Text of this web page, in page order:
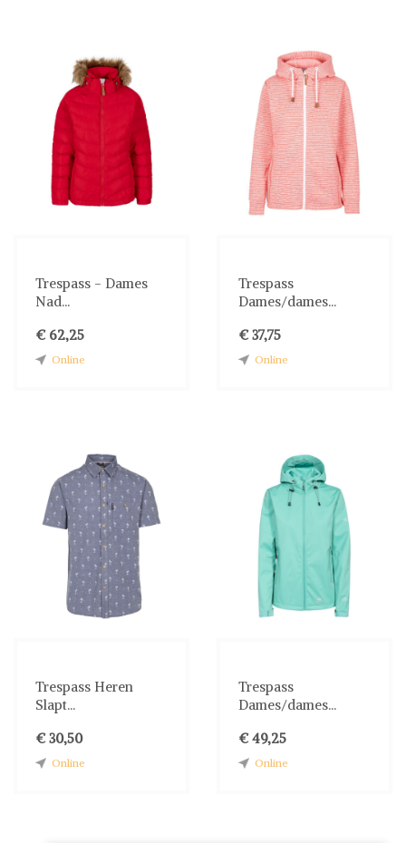
Trespass - Dames
Nad...
€ 62,25
Online
Trespass
Dames/dames...
€ 37,75
Online
Trespass Heren
Slapt...
€ 30,50
Online
Trespass
Dames/dames...
€ 49,25
Online